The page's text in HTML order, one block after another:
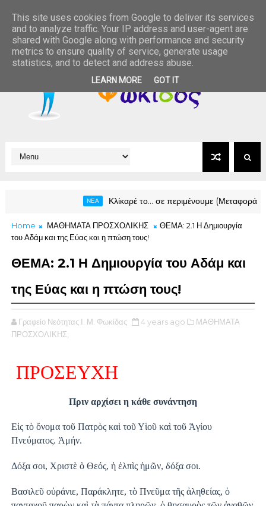
Κλίκαρέ το… σε περιμένουμε (Μεταφορά σε νέο
Home ΜΑΘΗΜΑΤΑ ΠΡΟΣΧΟΛΙΚΗΣ
ΘΕΜΑ: 2.1 Η Δημιουργία
του Αδάμ και της Εύας και η πτώση τους!
ΘΕΜΑ: 2.1 Η Δημιουργία του Αδάμ και
της Εύας και η πτώση τους!
Γραφείο Νεότητας Ι. Μ. Φωκίδας 4 years ago
ΜΑΘΗΜΑΤΑ
ΠΡΟΣΧΟΛΙΚΗΣ,
ΠΡΟΣΕΥΧΗ
Πριν αρχίσει η κάθε συνάντηση
Εἰς τὸ ὄνομα τοῦ Πατρὸς καὶ τοῦ Υἱοῦ καὶ τοῦ Ἁγίου
Πνεύματος. Ἀμήν.
Δόξα σοι, Χριστὲ ὁ Θεός, ἡ ἐλπὶς ἡμῶν, δόξα σοι.
Βασιλεῦ οὐράνιε, Παράκλητε, τὸ Πνεῦμα τῆς ἀληθείας, ὁ
This site uses cookies from Google to deliver its services
and to analyze traffic. Your IP address and user-agent are
shared with Google along with performance and security
metrics to ensure quality of service, generate usage
statistics, and to detect and address abuse.
LEARN MORE GOT IT